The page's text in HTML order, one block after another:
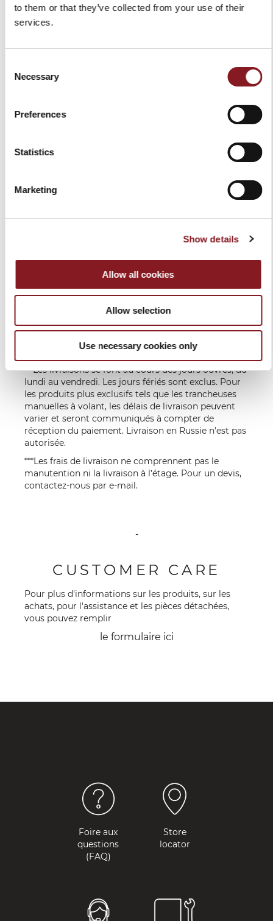
to them or that they’ve collected from your use of their
services.
Selection
Necessary
Preferences
Statistics
Marketing
Show details
Allow all cookies
Allow selection
Use necessary cookies only
Livraison en 6 - 10 jours
réception du paiement
Hors
UE
Livraison en 6-10 jours ouvrables à compter de la
trancheuses manuelles à volant, les délais de
compter de réception du paiement.
Nous vous enverrons un e-mail lorsque vos articles
européens, pour des commandes de plus de 150,00
euros. Pour toutes les commandes dont le montant
charge du client.
** Les livraisons se font au cours des jours ouvrés, du
lundi au vendredi. Les jours fériés sont exclus. Pour
les produits plus exclusifs tels que les trancheuses
manuelles à volant, les délais de livraison peuvent
varier et seront communiqués à compter de
réception du paiement. Livraison en Russie n'est pas
autorisée.
***Les frais de livraison ne comprennent pas le
manutention ni la livraison à l’étage. Pour un devis,
contactez-nous par e-mail .
-
CUSTOMER CARE
Pour plus d'informations sur les produits, sur les
achats, pour l'assistance et les pièces détachées,
vous pouvez remplir
le formulaire ici
Foire aux
questions
(FAQ)
Store
locator